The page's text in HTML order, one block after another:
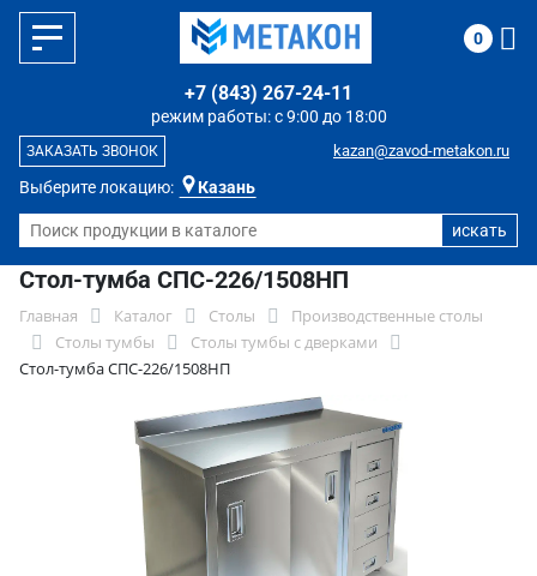
Выберите локацию: Казань
режим работы: с 9:00 до 18:00
+7 (843) 267-24-11
kazan@zavod-metakon.ru
ЗАКАЗАТЬ ЗВОНОК
0
Стол-тумба СПС-226/1508НП
Главная Каталог Столы
Производственные столы
Столы тумбы
Столы тумбы с дверками
Стол-тумба СПС-226/1508НП